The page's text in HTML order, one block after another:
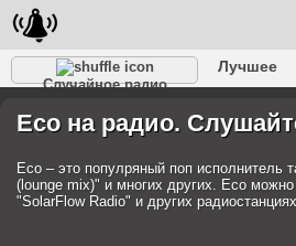
Случайное радио
Лучшее
Разговорное
Рэп Транс
Eco на радио.
Eco – это популряный поп исполнитель
(lounge mix)" и многих других. Eco
"SolarFlow Radio" и других